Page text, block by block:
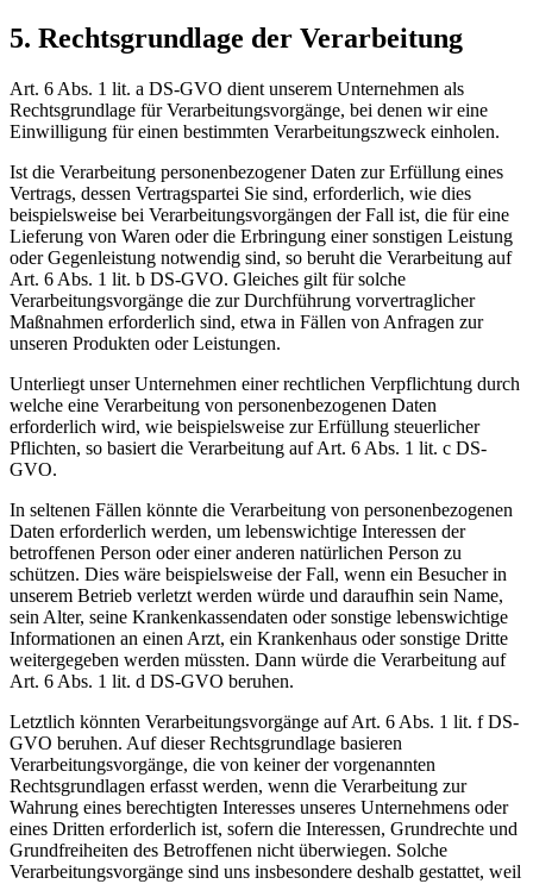
5. Rechtsgrundlage der Verarbeitung
Art. 6 Abs. 1 lit. a DS-GVO dient unserem Unternehmen als
Rechtsgrundlage für Verarbeitungsvorgänge, bei denen wir eine
Einwilligung für einen bestimmten Verarbeitungszweck einholen.
Ist die Verarbeitung personenbezogener Daten zur Erfüllung eines
Vertrags, dessen Vertragspartei Sie sind, erforderlich, wie dies
beispielsweise bei Verarbeitungsvorgängen der Fall ist, die für eine
Lieferung von Waren oder die Erbringung einer sonstigen Leistung
oder Gegenleistung notwendig sind, so beruht die Verarbeitung auf
Art. 6 Abs. 1 lit. b DS-GVO. Gleiches gilt für solche
Verarbeitungsvorgänge die zur Durchführung vorvertraglicher
Maßnahmen erforderlich sind, etwa in Fällen von Anfragen zur
unseren Produkten oder Leistungen.
Unterliegt unser Unternehmen einer rechtlichen Verpflichtung durch
welche eine Verarbeitung von personenbezogenen Daten
erforderlich wird, wie beispielsweise zur Erfüllung steuerlicher
Pflichten, so basiert die Verarbeitung auf Art. 6 Abs. 1 lit. c DS-
GVO.
In seltenen Fällen könnte die Verarbeitung von personenbezogenen
Daten erforderlich werden, um lebenswichtige Interessen der
betroffenen Person oder einer anderen natürlichen Person zu
schützen. Dies wäre beispielsweise der Fall, wenn ein Besucher in
unserem Betrieb verletzt werden würde und daraufhin sein Name,
sein Alter, seine Krankenkassendaten oder sonstige lebenswichtige
Informationen an einen Arzt, ein Krankenhaus oder sonstige Dritte
weitergegeben werden müssten. Dann würde die Verarbeitung auf
Art. 6 Abs. 1 lit. d DS-GVO beruhen.
Letztlich könnten Verarbeitungsvorgänge auf Art. 6 Abs. 1 lit. f DS-
GVO beruhen. Auf dieser Rechtsgrundlage basieren
Verarbeitungsvorgänge, die von keiner der vorgenannten
Rechtsgrundlagen erfasst werden, wenn die Verarbeitung zur
Wahrung eines berechtigten Interesses unseres Unternehmens oder
eines Dritten erforderlich ist, sofern die Interessen, Grundrechte und
Grundfreiheiten des Betroffenen nicht überwiegen. Solche
Verarbeitungsvorgänge sind uns insbesondere deshalb gestattet, weil